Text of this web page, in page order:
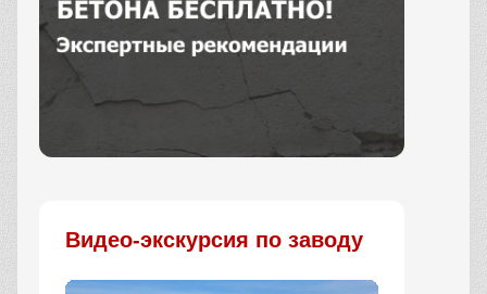
Видео-экскурсия по заводу